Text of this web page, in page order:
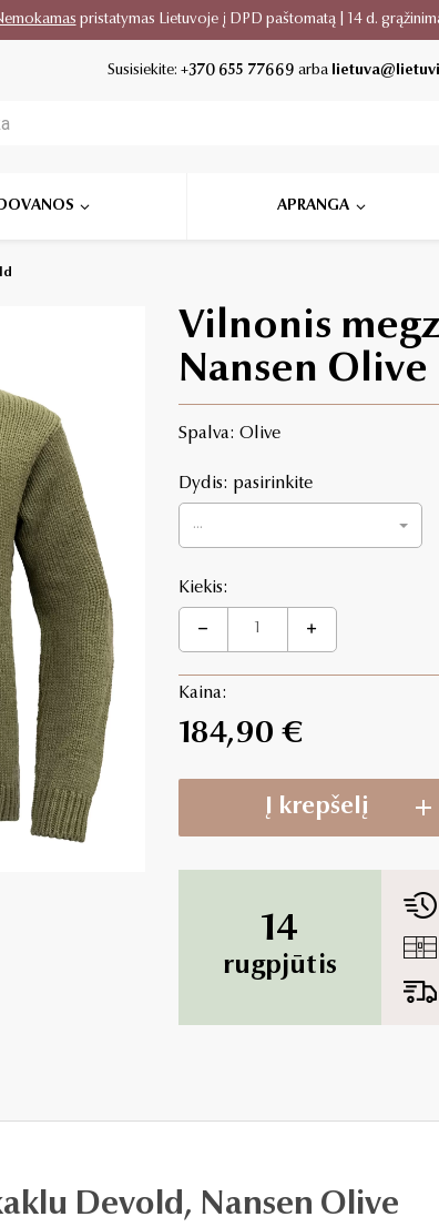
pristatymas Lietuvoje į DPD paštomatą | 14 d.
Susisiekite:+370 655 77669 arba
APRANGA
Vilnonis
Nansen Olive
Spalva: Olive
Dydis: pasirinkite
...
Kiekis:
Kaina:
184,90 €
Į krepšelį
14
rugpjūtis
Devold, Nansen Olive